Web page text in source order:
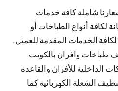
شاملة كافة خدمات
لكافة أنواع الطباخات أو
الخدمات المقدمة للعميل.
طباخات وافران بالكويت
الداخلية للأفران والقاعدة
الشعلة الكهربائية كما